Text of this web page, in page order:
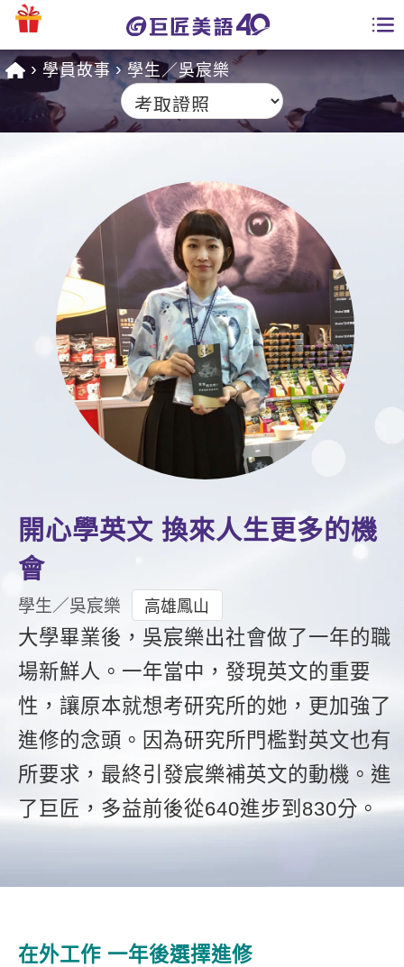
課程總覽
英文課程總表
英文會話
商用英文
英文檢定
TOEIC 多益課程
IELTS 雅思課程
GEPT 全民英檢課程
能力養成
自然發音
英文聽力養成
開口溜英文
基礎字彙
情境閱讀
英文文法技巧
英文寫作
Cengage TED Talks
CNN聽力強化
新聞英文
特色課程
英語俱樂部
Let's Talk
日語
西班牙語
外語即時通
兒童美語
更多
企業訓練
點讀筆教材
數位學習教材
免費資源
英文部落格
多益秒學堂
影音學英文
英文能力測驗
師資團隊
學習分享
學員故事
活動花絮
學員專區
Recruiting
學員故事 學生／吳宸樂
開心學英文 換來人生更多的機
會
學生／吳宸樂 高雄鳳山
大學畢業後，吳宸樂出社會做了一年的職
場新鮮人。一年當中，發現英文的重要
性，讓原本就想考研究所的她，更加強了
進修的念頭。因為研究所門檻對英文也有
所要求，最終引發宸樂補英文的動機。進
了巨匠，多益前後從640進步到830分。
在外工作 一年後選擇進修